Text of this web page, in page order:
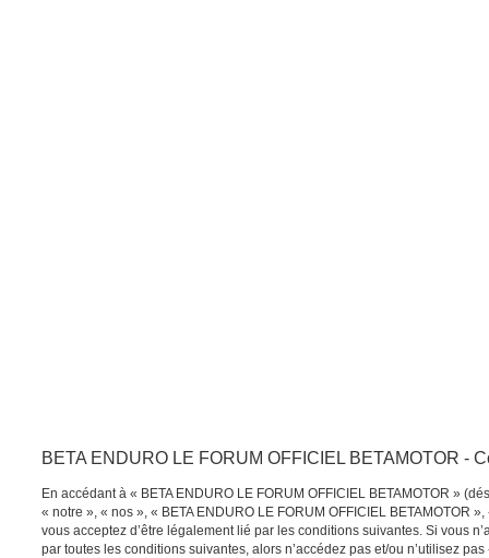
BETA ENDURO LE FORUM OFFICIEL BETAMOTOR -
En accédant à « BETA ENDURO LE FORUM OFFICIEL BETAMOTOR »
« notre », « nos », « BETA ENDURO LE FORUM OFFICIEL BETAMOTOR
vous acceptez d’être légalement lié par les conditions suivantes. Si vous
par toutes les conditions suivantes, alors n’accédez pas et/ou n’utilisez